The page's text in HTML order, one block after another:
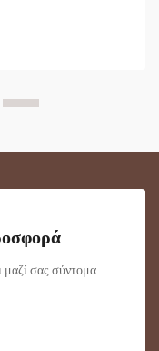
σας σύντομα.